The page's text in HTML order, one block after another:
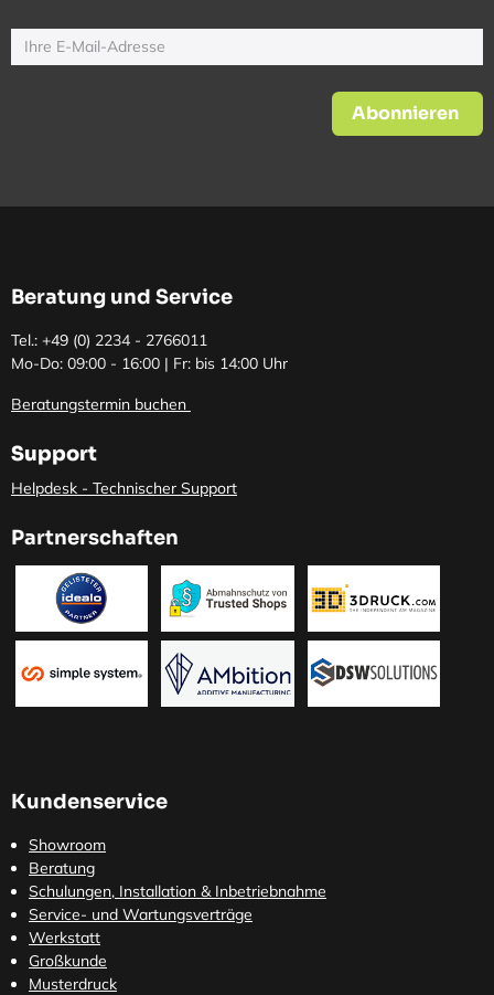
Abonnieren
Beratung und Service
Tel.: +49 (0) 2234 - 2766011
Mo-Do: 09:00 - 16:00 | Fr: bis 14:00 Uhr
Beratungstermin buchen
Support
Helpdesk - Technischer Support
Partnerschaften
Kundenservice
Showroom
Beratung
Schulungen, Installation & Inbetriebnahme
Service- und Wartungsverträge
Werkstatt
Großkunde
Musterdruck